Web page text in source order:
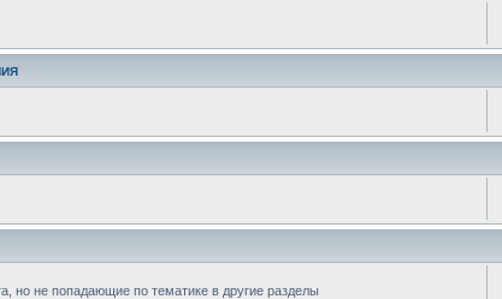
но не попадающие по тематике в другие разделы